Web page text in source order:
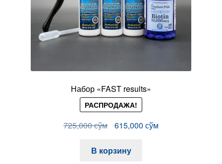
Набор «FAST results»
РАСПРОДАЖА!
725,000сўм
Первоначальная
составляла
615,000 сўмТекущая
В корзину